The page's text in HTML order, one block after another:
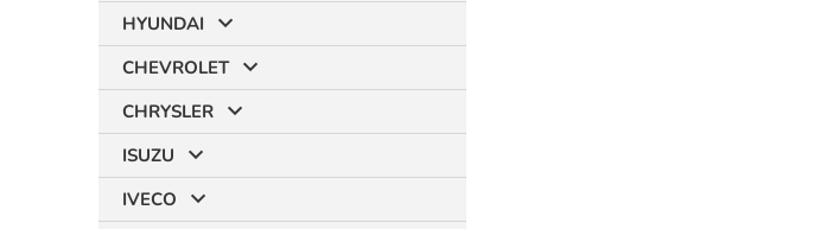
HYUNDAI
CHEVROLET
CHRYSLER
ISUZU
IVECO